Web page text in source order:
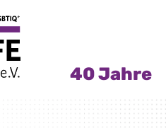
40 Jahre